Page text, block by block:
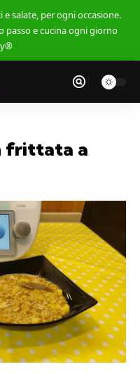
e salate, per ogni occasione.
passo e cucina ogni giorno
frittata a